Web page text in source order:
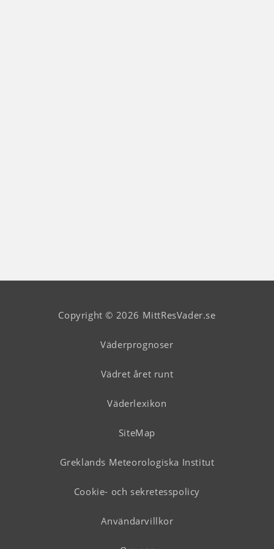
Copyright © 2026 MittResVader.se
Väderprognoser
Vädret året runt
Väderlexikon
SiteMap
Greklands Meteorologiska Institut
Cookie- och sekretesspolicy
Användarvillkor